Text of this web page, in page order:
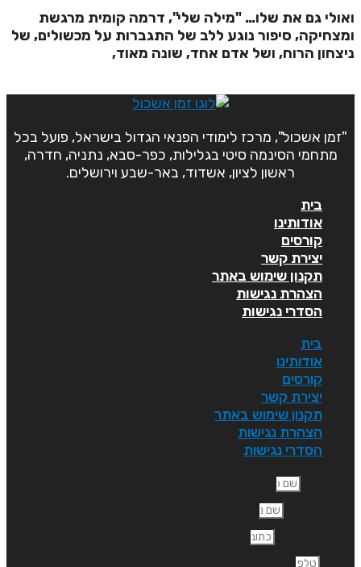
גם את שלו… "מילה שלי", דרמה קומית מרגשת
סיפור נוגע ללב של התגברות על מכשולים, של
הרוח, ושל אדם אחד, שונה מאוד,
"זמן אשכול", מרכז לימודי הפנאי הגדול בישראל, פועל בכל
מתחמי הסינמה סיטי בגלילות, כפר-סבא, נתניה, חדרה,
ראשון לציון, אשדוד, באר-שבע וירושלים.
בית
אודותינו
קורסים
יצירת קשר
תקנון שימוש באתר
הצהרת נגישות
הסדרי נגישות
בית
אודותינו
קורסים
יצירת קשר
תקנון שימוש באתר
הצהרת נגישות
הסדרי נגישות